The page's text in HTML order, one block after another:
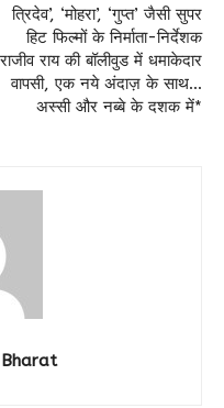
त्रिदेव’, ‘मोहरा’, ‘गुप्त’ जैसी सुपर
हिट फिल्मों के निर्माता-निर्देशक
राजीव राय की बॉलीवुड में धमाकेदार
वापसी, एक नये अंदाज़ के साथ…
अस्सी और नब्बे के दशक में*
Bharat